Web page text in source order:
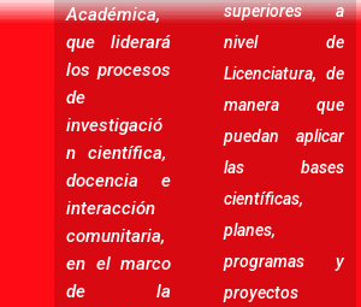
Académica,
que liderará
los procesos
de
investigació
n científica,
docencia e
interacción
comunitaria,
en el marco
de la
superiores a
nivel de
Licenciatura, de
manera que
puedan aplicar
las bases
científicas,
planes,
programas y
proyectos